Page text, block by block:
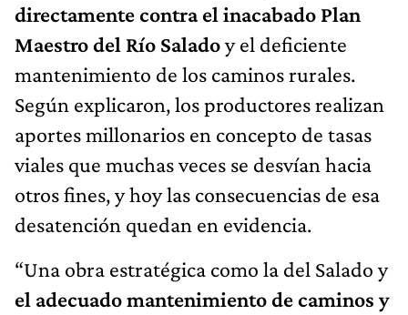
directamente contra el inacabado Plan
Maestro del Río Saladoy el deficiente
mantenimiento de los caminos rurales.
Según explicaron, los productores realizan
aportes millonarios en concepto de tasas
viales que muchas veces se desvían hacia
otros fines, y hoy las consecuencias de esa
desatención quedan en evidencia.
“Una obra estratégica como la del Salado y
el adecuado mantenimiento de caminos y